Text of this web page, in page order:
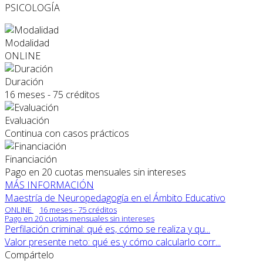
PSICOLOGÍA
Modalidad
ONLINE
Duración
16 meses - 75 créditos
Evaluación
Continua con casos prácticos
Financiación
Pago en 20 cuotas mensuales sin intereses
MÁS INFORMACIÓN
Maestría de Neuropedagogía en el Ámbito Educativo
ONLINE
16 meses - 75 créditos
Pago en 20 cuotas mensuales sin intereses
Perfilación criminal: qué es, cómo se realiza y qu...
Valor presente neto: qué es y cómo calcularlo corr...
Compártelo